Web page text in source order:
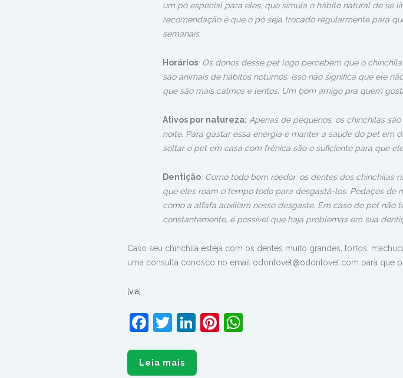
um pó especial para eles, que simula o hábito natural de se
recomendação é que o pó seja trocado regularmente para
semanais.
Horários: Os donos desse pet logo percebem que o
são animais de hábitos noturnos. Isso não significa que ele
que são mais calmos e lentos. Um bom amigo pra quem
Ativos por natureza: Apenas de pequenos, os chinchilas
noite. Para gastar essa energia e manter a saúde do pet em
soltar o pet em casa com frênica são o suficiente para que
Dentição: Como todo bom roedor, os dentes dos chinchilas
que eles roam o tempo todo para desgastá-los. Pedaços de
como a alfafa auxiliam nesse desgaste. Em caso do pet não
constantemente, é possível que haja problemas em sua
Caso seu chinchila esteja com os dentes muito grandes, tortos,
uma consulta conosco no email odontovet@odontovet.com para que
[via]
Facebook
Twitter
LinkedIn
Pinterest
Leia mais